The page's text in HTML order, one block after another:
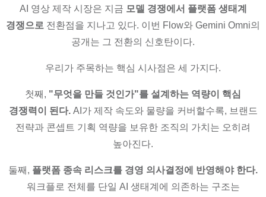
AI 영상 제작 시장은 지금 모델 경쟁에서 플랫폼 생태계
경쟁으로 전환점을 지나고 있다. 이번 Flow와 Gemini Omni의
공개는 그 전환의 신호탄이다.
우리가 주목하는 핵심 시사점은 세 가지다.
첫째, "무엇을 만들 것인가"를 설계하는 역량이 핵심
경쟁력이 된다.AI가 제작 속도와 물량을 커버할수록, 브랜드
전략과 콘셉트 기획 역량을 보유한 조직의 가치는 오히려
높아진다.
둘째, 플랫폼 종속 리스크를 경영 의사결정에 반영해야 한다.
워크플로 전체를 단일 AI 생태계에 의존하는 구조는